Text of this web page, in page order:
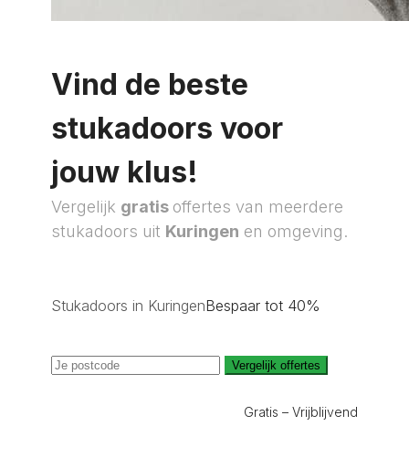
Vind de beste
stukadoors voor
jouw klus!
Vergelijk gratis offertes van meerdere
stukadoors uit Kuringen en omgeving.
Stukadoors in KuringenBespaar tot 40%
Vergelijk offertes
Gratis – Vrijblijvend